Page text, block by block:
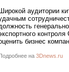
Широкой аудитории
бизнес
на 3Dnews.ru